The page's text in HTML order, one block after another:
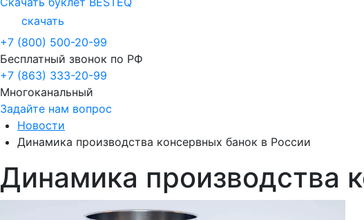
скачать
+7 (800) 500-20-99
Бесплатный звонок по РФ
+7 (863) 333-20-99
Многоканальный
Задайте нам вопрос
Новости
Динамика производства консервных банок в России
Динамика производства